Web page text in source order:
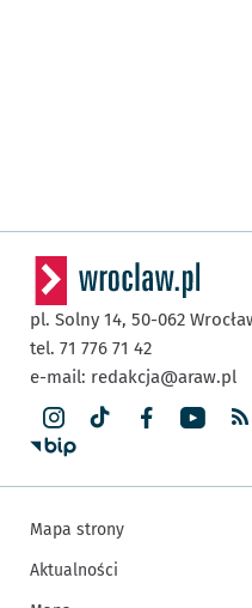
pl. Solny 14, 50-062
tel. 71 776 71 42
e-mail: redakcja@araw.pl
Mapa strony
Aktualności